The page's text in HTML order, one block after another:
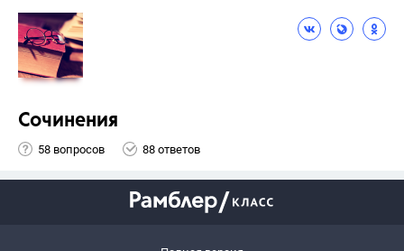
Сочинения
58 вопросов 88 ответов